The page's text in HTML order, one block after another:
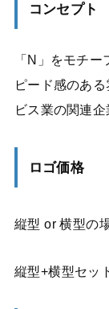
コンセプト
「N」をモチ
ピード感のあ
ビス業の関連企
ロゴ価格
縦型 or 横型の
縦型+横型セッ